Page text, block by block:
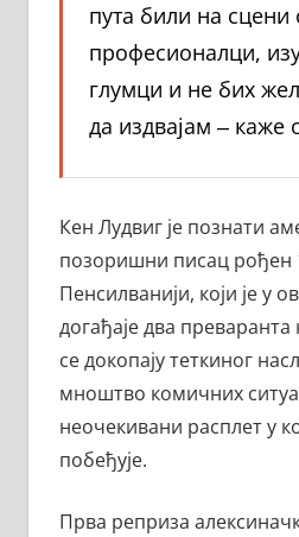
пута били на сцени
професионалци,
глумци и не бих
да издвајам ‒ каже
Кен Лудвиг је познати
позоришни писац рођен
Пенсилванији, који је у
догађаје два преваранта
се докопају теткиног
мноштво комичних
неочекивани расплет у
побеђује.
Прва реприза